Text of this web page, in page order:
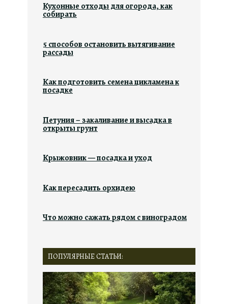
Кухонные отходы для огорода, как
собирать
5 способов остановить вытягивание
рассады
Как подготовить семена цикламена к
посадке
Петуния – закаливание и высадка в
открыты грунт
Крыжовник — посадка и уход
Как пересадить орхидею
Что можно сажать рядом с виноградом
ПОПУЛЯРНЫЕ СТАТЬИ: